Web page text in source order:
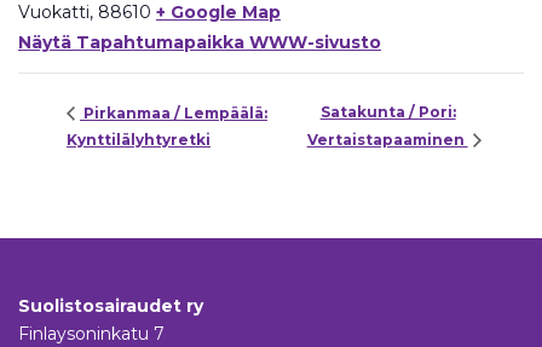
Vuokatti, 88610 + Google Map
Näytä Tapahtumapaikka WWW-sivusto
Pirkanmaa / Lempäälä:
Kynttilälyhtyretki
Satakunta / Pori:
Vertaistapaaminen
Suolistosairaudet ry
Finlaysoninkatu 7